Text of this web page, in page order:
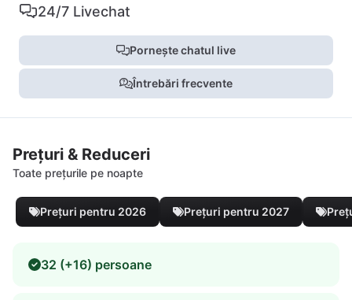
24/7 Livechat
Pornește chatul live
Întrebări frecvente
Prețuri & Reduceri
Toate prețurile pe noapte
Prețuri pentru 2026 Prețuri pentru 2027
32 (+16) persoane